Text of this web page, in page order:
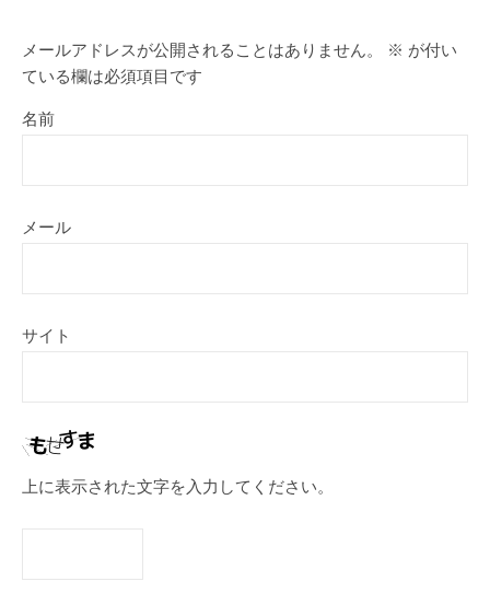
メールアドレスが公開されることはありません。 ※ が付い
ている欄は必須項目です
名前
メール
サイト
上に表示された文字を入力してください。